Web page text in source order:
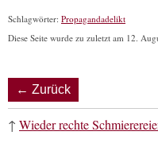
Schlagwörter: Propagandadelikt
Diese Seite wurde zu zuletzt am 12.
← Zurück
↑ Wieder rechte